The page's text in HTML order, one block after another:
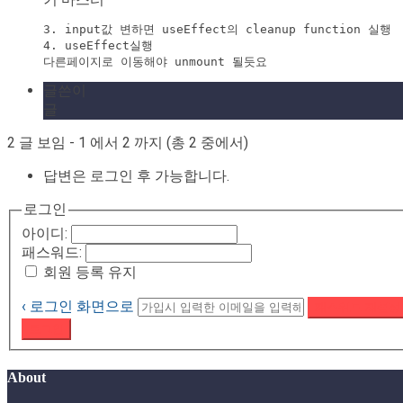
3. input값 변하면 useEffect의 cleanup function 실행
4. useEffect실행
다른페이지로 이동해야 unmount 될듯요
2 글 보임 - 1 에서 2 까지 (총 2 중에서)
답변은 로그인 후 가능합니다.
로그인
아이디:
패스워드:
회원 등록 유지
‹ 로그인 화면으로
About